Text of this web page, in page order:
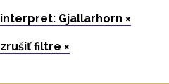
interpret: Gjallarhorn ×
zrušiť filtre ×